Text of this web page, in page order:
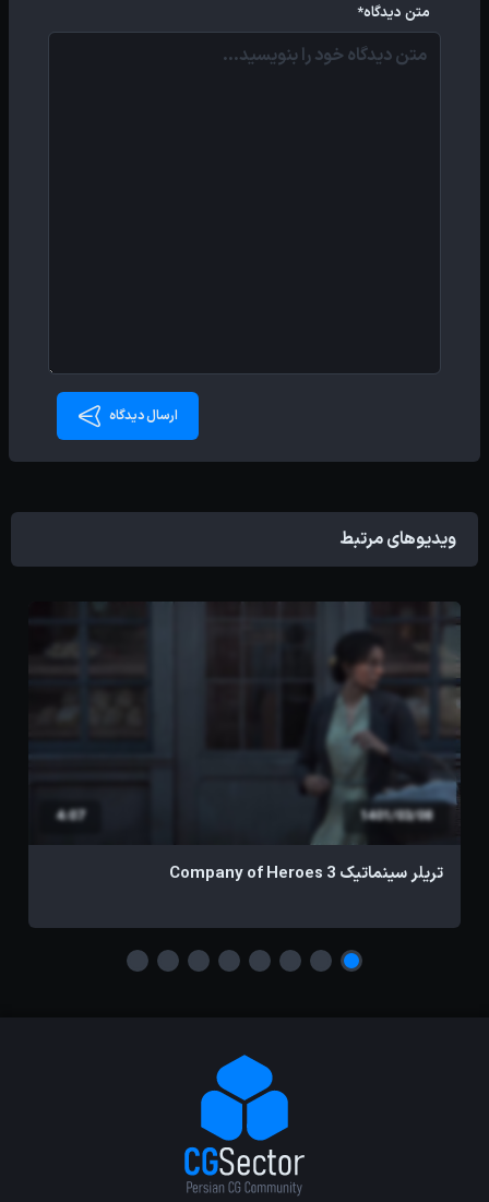
متن دیدگاه*
ارسال دیدگاه
ویدیوهای مرتبط
1401/03/08
4:07
تریلر سینماتیک Company of Heroes 3